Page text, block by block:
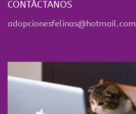
CONTÁCTANOS
adopcionesfelinas@hotmail.com